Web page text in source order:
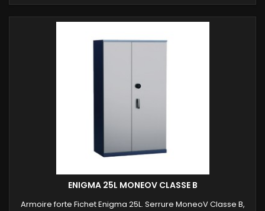
ENIGMA 25L MONEOV CLASSE B
Armoire forte Fichet Enigma 25L. Serrure MoneoV Classe B,